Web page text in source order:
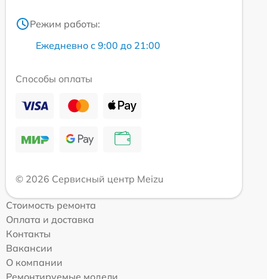
Режим работы:
Ежедневно с 9:00 до 21:00
Способы оплаты
© 2026 Сервисный центр Meizu
Стоимость ремонта
Оплата и доставка
Контакты
Вакансии
О компании
Ремонтируемые модели